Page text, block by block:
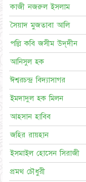
কাজী নজরুল ইসলাম
সৈয়াদ মুজতাবা আলি
পল্লি কবি জসীম উদ্‌দীন
আনিসুল হক
ঈশ্বরচন্দ্র বিদ্যাসাগর
ইমদাদুল হক মিলন
আহসান হাবিব
জহির রায়হান
ইসমাইল হোসেন সিরাজী
প্রমথ চৌধুরী